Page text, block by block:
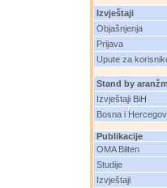
Izvještaji
Objašnjenja
Prijava
Upute za
Stand by
Izvještaji BiH
Bosna i
Publikacije
OMA Bilten
Studije
Izvještaji